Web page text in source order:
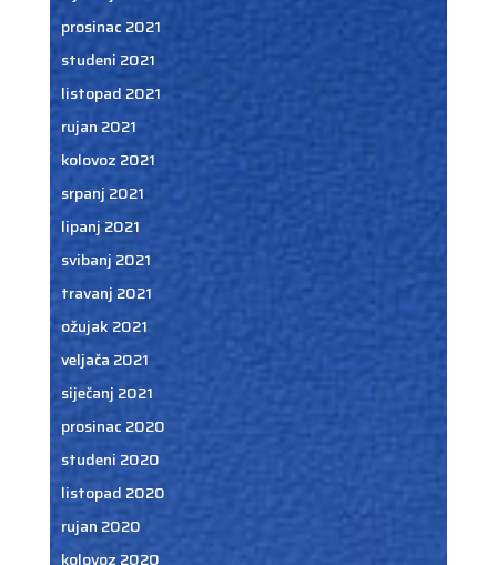
prosinac 2021
studeni 2021
listopad 2021
rujan 2021
kolovoz 2021
srpanj 2021
lipanj 2021
svibanj 2021
travanj 2021
ožujak 2021
veljača 2021
siječanj 2021
prosinac 2020
studeni 2020
listopad 2020
rujan 2020
kolovoz 2020